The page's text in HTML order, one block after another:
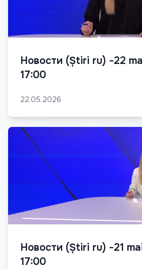
Новости (Știri ru) -22
17:00
22.05.2026
Новости (Știri ru) -21
17:00